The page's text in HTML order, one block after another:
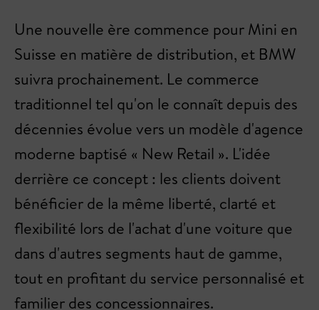
Une nouvelle ère commence pour Mini en
Suisse en matière de distribution, et BMW
suivra prochainement. Le commerce
traditionnel tel qu'on le connaît depuis des
décennies évolue vers un modèle d'agence
moderne baptisé « New Retail ». L'idée
derrière ce concept : les clients doivent
bénéficier de la même liberté, clarté et
flexibilité lors de l'achat d'une voiture que
dans d'autres segments haut de gamme,
tout en profitant du service personnalisé et
familier des concessionnaires.